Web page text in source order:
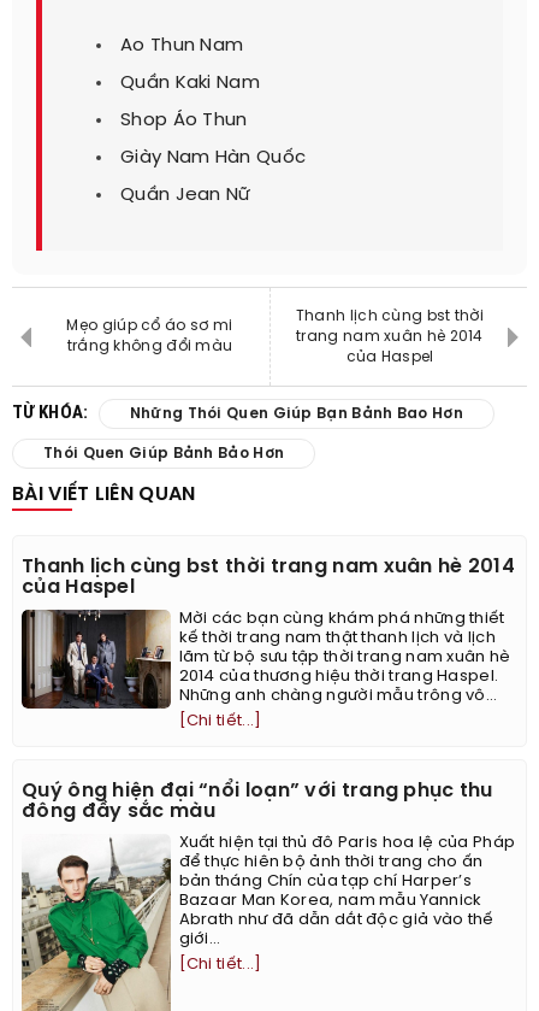
Ao Thun Nam
Quần Kaki Nam
Shop Áo Thun
Giày Nam Hàn Quốc
Quần Jean Nữ
Mẹo giúp cổ áo sơ mi
trắng không đổi màu
Thanh lịch cùng bst thời
trang nam xuân hè 2014
của Haspel
TỪ KHÓA: Những Thói Quen Giúp Bạn Bảnh Bao Hơn
Thói Quen Giúp Bảnh Bảo Hơn
BÀI VIẾT LIÊN QUAN
Thanh lịch cùng bst thời trang nam xuân hè 2014
của Haspel
Mời các bạn cùng khám phá những thiết
kế thời trang nam thật thanh lịch và lịch
lãm từ bộ sưu tập thời trang nam xuân hè
2014 của thương hiệu thời trang Haspel.
Những anh chàng người mẫu trông vô...
[Chi tiết...]
Quý ông hiện đại “nổi loạn” với trang phục thu
đông đầy sắc màu
Xuất hiện tại thủ đô Paris hoa lệ của Pháp
để thực hiên bộ ảnh thời trang cho ấn
bản tháng Chín của tạp chí Harper’s
Bazaar Man Korea, nam mẫu Yannick
Abrath như đã dẫn dắt độc giả vào thế
giới...
[Chi tiết...]